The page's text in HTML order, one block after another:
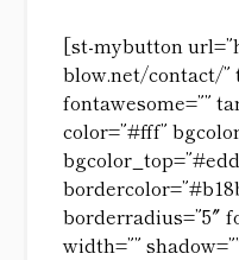
[st-mybutton
blow.net/contact/”
fontawesome=””
color=”#fff”
borderradius=”5″
width=””